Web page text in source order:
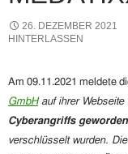
26. DEZEMBER 2021
HINTERLASSEN
Am 09.11.2021 meldete
GmbHauf ihrer Webseite
Cyberangriffs geworden
verschlüsselt wurden.